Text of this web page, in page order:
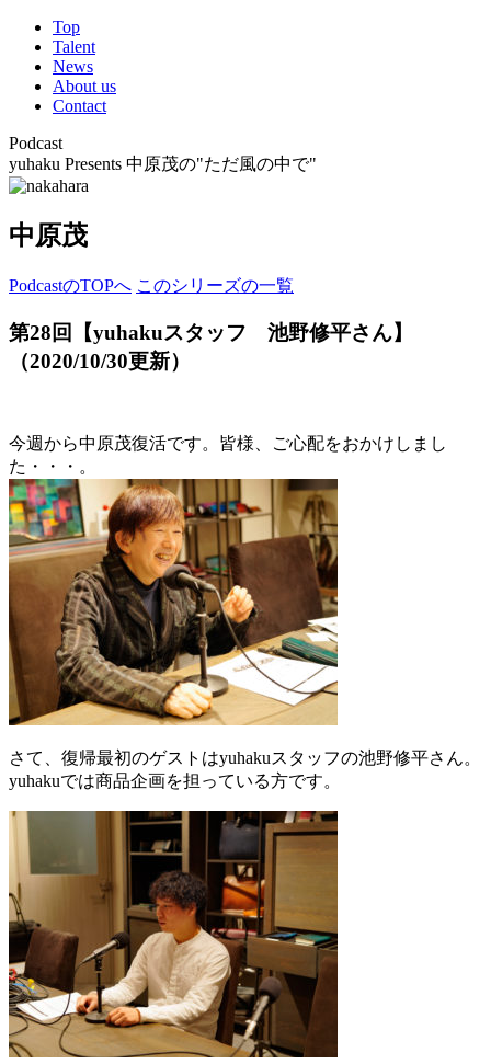
Top
Talent
News
About us
Contact
Podcast
yuhaku Presents 中原茂の"ただ風の中で"
中原茂
PodcastのTOPへ このシリーズの一覧
第28回【yuhakuスタッフ 池野修平さん】
（2020/10/30更新）
今週から中原茂復活です。皆様、ご心配をおかけしまし
た・・・。
さて、復帰最初のゲストはyuhakuスタッフの池野修平さん。
yuhakuでは商品企画を担っている方です。